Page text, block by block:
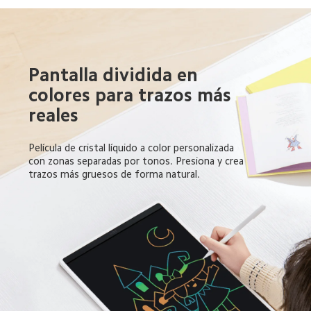
Pantalla dividida en
colores para trazos más
reales
Película de cristal líquido a color personalizada
con zonas separadas por tonos. Presiona y crea
trazos más gruesos de forma natural.